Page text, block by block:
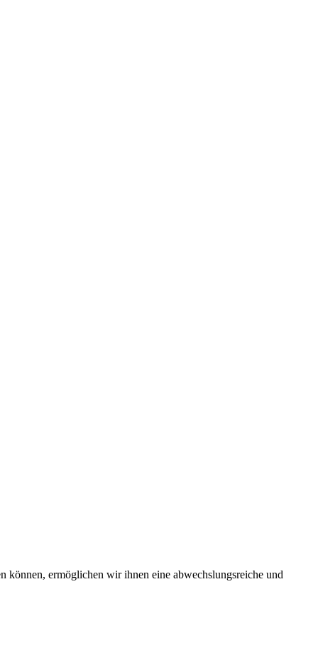
können, ermöglichen wir ihnen eine abwechslungsreiche und